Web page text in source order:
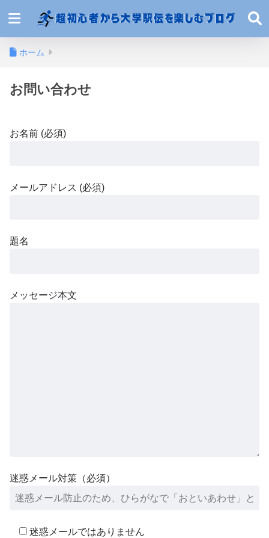
ホーム
お問い合わせ
お名前 (必須)
メールアドレス (必須)
題名
メッセージ本文
迷惑メール対策（必須）
迷惑メールではありません